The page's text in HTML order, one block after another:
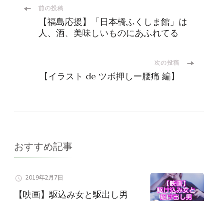
投
ー
シ
ョ
前の投稿
【福島応援】「日本橋ふくしま館」は
人、酒、美味しいものにあふれてる
次の投稿
【イラスト de ツボ押しー腰痛 編】
おすすめ記事
2019年2月7日
【映画】駆込み女と駆出し男